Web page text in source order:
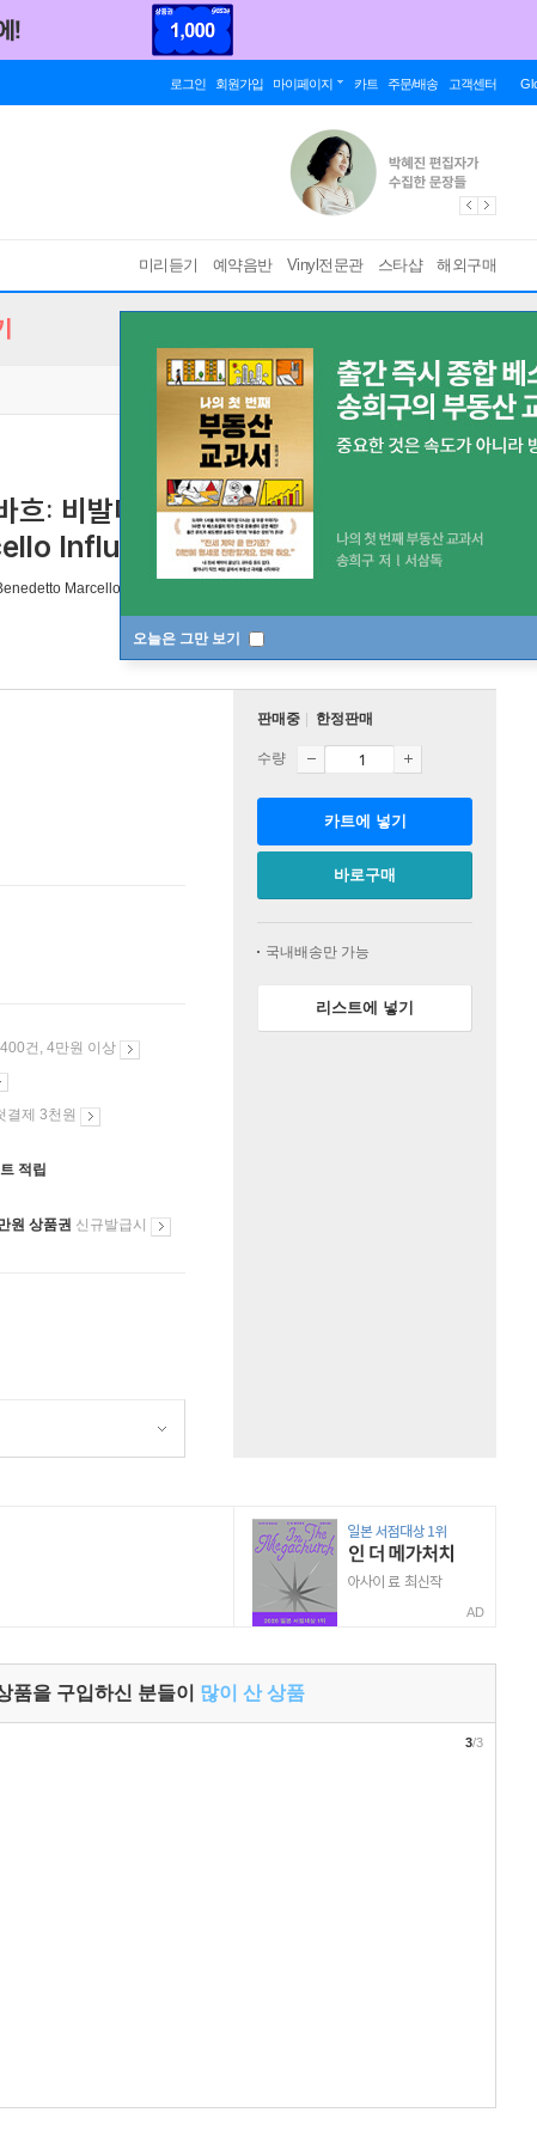
로그인 회원가입 마이페이지 카트 주문/배송 고객센터
미리듣기 예약음반 Vinyl전문관 스타샵 해외구매
오늘은 그만 보기
: 비발디와 마르첼로의 영향 (Bach
Influences) [ 2CD ]
Marcello
건, 4만원 이상
결제 3천원
적립
원 상품권 신규발급시
판매중 한정판매
수량
카트에 넣기
바로구매
국내배송만 가능
리스트에 넣기
AD
품을 구입하신 분들이 많이 산 상품
3/3